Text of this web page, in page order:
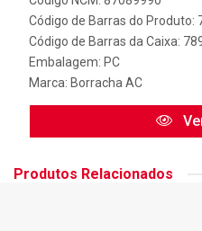
Código de Barras do Produto:
Código de Barras da Caixa:
Embalagem: PC
Marca: Borracha AC
Produtos Relacionados